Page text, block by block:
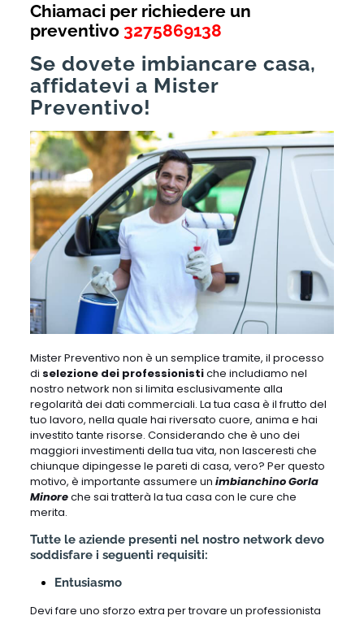
Chiamaci per richiedere un
preventivo 3275869138
Se dovete imbiancare casa,
affidatevi a Mister
Preventivo!
Mister Preventivo non è un semplice tramite, il processo
di selezione dei professionistiche includiamo nel
nostro network non si limita esclusivamente alla
regolarità dei dati commerciali. La tua casa è il frutto del
tuo lavoro, nella quale hai riversato cuore, anima e hai
investito tante risorse. Considerando che è uno dei
maggiori investimenti della tua vita, non lasceresti che
chiunque dipingesse le pareti di casa, vero? Per questo
motivo, è importante assumere un imbianchino Gorla
Minoreche sai tratterà la tua casa con le cure che
merita.
Tutte le aziende presenti nel nostro network devo
soddisfare i seguenti requisiti:
Entusiasmo
Devi fare uno sforzo extra per trovare un professionista